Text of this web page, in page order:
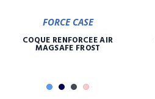
FORCE CASE
COQUE RENFORCÉE AIR
MAGSAFE FROST
BleuMarine
NoirRose